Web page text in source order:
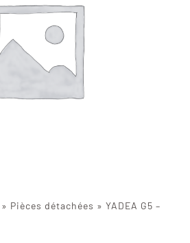
» Pièces détachées » YADEA G5 –